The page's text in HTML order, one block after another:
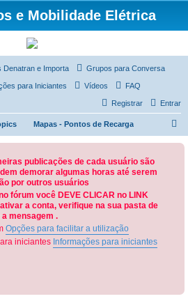
e Mobilidade Elétrica
Denatran e Importa Grupos para Conversa
para Iniciantes Vídeos FAQ
Entrar
Registrar
Mapas - Pontos de Recarga
publicações de cada usuário são
demorar algumas horas até serem
por outros usuários
fórum você DEVE CLICAR no LINK
a conta, verifique na sua pasta de
mensagem .
Opções para facilitar a utilização
iniciantes Informações para iniciantes